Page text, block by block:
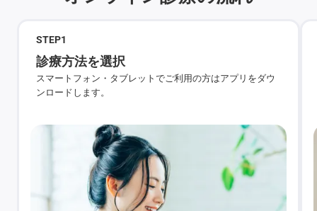
STEP1
診療方法を選択
スマートフォン・タブレットでご利用の方はアプリをダウ
ンロードします。